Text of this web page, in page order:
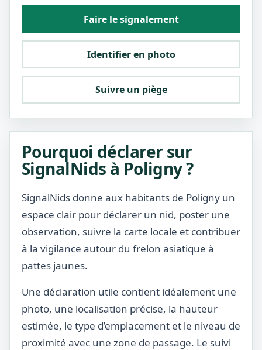
Faire le signalement
Identifier en photo
Suivre un piège
Pourquoi déclarer sur
SignalNids à Poligny ?
SignalNids donne aux habitants de Poligny un
espace clair pour déclarer un nid, poster une
observation, suivre la carte locale et contribuer
à la vigilance autour du frelon asiatique à
pattes jaunes.
Une déclaration utile contient idéalement une
photo, une localisation précise, la hauteur
estimée, le type d’emplacement et le niveau de
proximité avec une zone de passage. Le suivi